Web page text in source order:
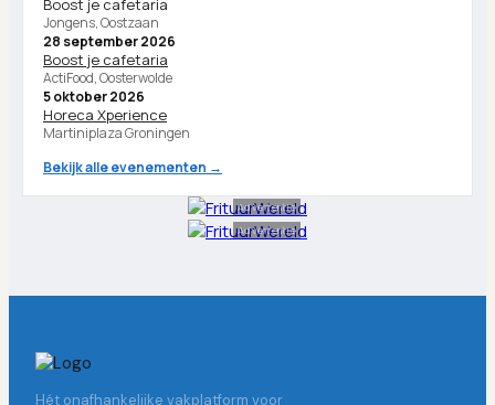
Boost je cafetaria
Jongens, Oostzaan
28 september 2026
Boost je cafetaria
ActiFood, Oosterwolde
5 oktober 2026
Horeca Xperience
Martiniplaza Groningen
Bekijk alle evenementen →
Advertentie
Advertentie
Hét onafhankelijke vakplatform voor